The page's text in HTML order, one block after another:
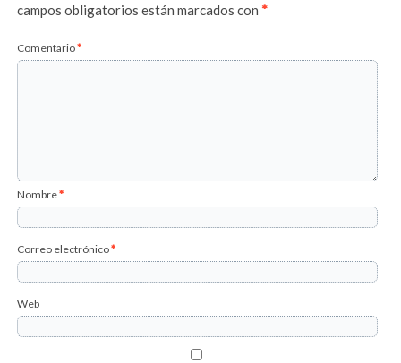
campos obligatorios están marcados con*
Comentario*
Nombre*
Correo electrónico*
Web